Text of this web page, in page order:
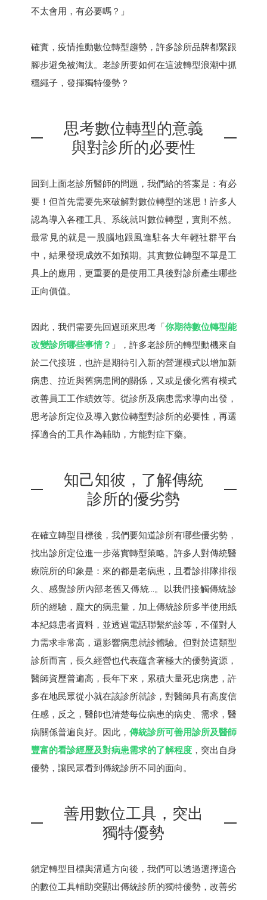
不太會用，有必要嗎？」
確實，疫情推動數位轉型趨勢，許多診所品牌都緊跟
腳步避免被淘汰。老診所要如何在這波轉型浪潮中抓
穩繩子，發揮獨特優勢？
思考數位轉型的意義
與對診所的必要性
回到上面老診所醫師的問題，我們給的答案是：有必
要！但首先需要先來破解對數位轉型的迷思！許多人
認為導入各種工具、系統就叫數位轉型，實則不然。
最常見的就是一股腦地跟風進駐各大年輕社群平台
中，結果發現成效不如預期。其實數位轉型不單是工
具上的應用，更重要的是使用工具後對診所產生哪些
正向價值。
因此，我們需要先回過頭來思考「你期待數位轉型能
改變診所哪些事情？ 」，許多老診所的轉型動機來自
於二代接班，也許是期待引入新的營運模式以增加新
病患、拉近與舊病患間的關係，又或是優化舊有模式
改善員工工作績效等。從診所及病患需求導向出發，
思考診所定位及導入數位轉型對診所的必要性，再選
擇適合的工具作為輔助，方能對症下藥。
知己知彼，了解傳統
診所的優劣勢
在確立轉型目標後，我們要知道診所有哪些優劣勢，
找出診所定位進一步落實轉型策略。許多人對傳統醫
療院所的印象是：來的都是老病患，且看診排隊排很
久、感覺診所內部老舊又傳統...。以我們接觸傳統診
所的經驗，龐大的病患量，加上傳統診所多半使用紙
本紀錄患者資料，並透過電話聯繫約診等，不僅對人
力需求非常高，還影響病患就診體驗。但對於這類型
診所而言，長久經營也代表蘊含著極大的優勢資源，
醫師資歷普遍高，長年下來，累積大量死忠病患，許
多在地民眾從小就在該診所就診，對醫師具有高度信
任感，反之，醫師也清楚每位病患的病史、需求，醫
病關係普遍良好。因此， 傳統診所可善用診所及醫師
豐富的看診經歷及對病患需求的了解程度，突出自身
優勢，讓民眾看到傳統診所不同的面向。
善用數位工具，突出
獨特優勢
鎖定轉型目標與溝通方向後，我們可以透過選擇適合
的數位工具輔助突顯出傳統診所的獨特優勢，改善劣